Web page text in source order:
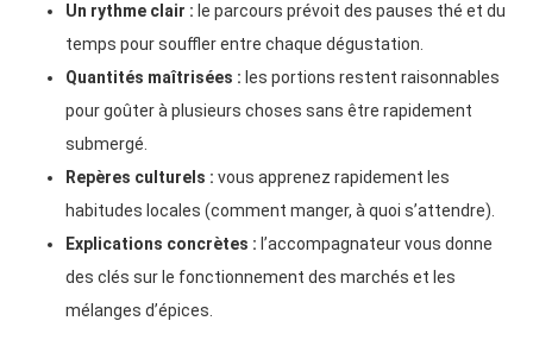
Un rythme clair : le parcours prévoit des pauses thé et du
temps pour souffler entre chaque dégustation.
Quantités maîtrisées : les portions restent raisonnables
pour goûter à plusieurs choses sans être rapidement
submergé.
Repères culturels : vous apprenez rapidement les
habitudes locales (comment manger, à quoi s’attendre).
Explications concrètes : l’accompagnateur vous donne
des clés sur le fonctionnement des marchés et les
mélanges d’épices.